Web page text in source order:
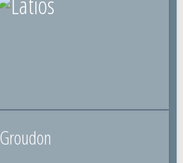
Groudon